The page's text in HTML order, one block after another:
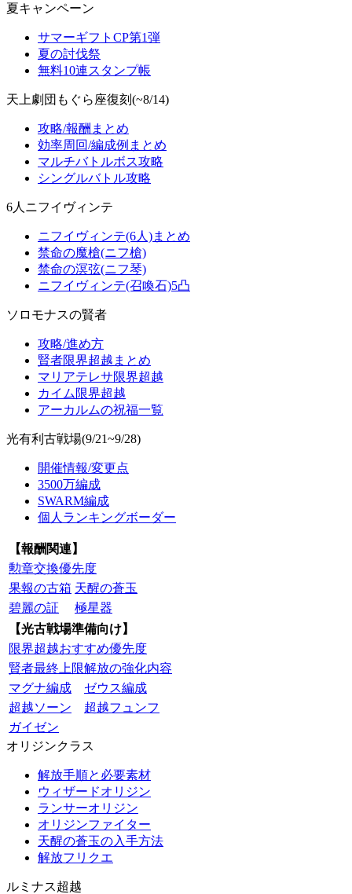
夏キャンペーン
サマーギフトCP第1弾
夏の討伐祭
無料10連スタンプ帳
天上劇団もぐら座復刻(~8/14)
攻略/報酬まとめ
効率周回/編成例まとめ
マルチバトルボス攻略
シングルバトル攻略
6人ニフイヴィンテ
ニフイヴィンテ(6人)まとめ
禁命の魔槍(ニフ槍)
禁命の溟弦(ニフ琴)
ニフイヴィンテ(召喚石)5凸
ソロモナスの賢者
攻略/進め方
賢者限界超越まとめ
マリアテレサ限界超越
カイム限界超越
アーカルムの祝福一覧
光有利古戦場(9/21~9/28)
開催情報/変更点
3500万編成
SWARM編成
個人ランキングボーダー
【報酬関連】
勲章交換優先度
果報の古箱 天醒の蒼玉
碧麗の証
極星器
【光古戦場準備向け】
限界超越おすすめ優先度
賢者最終上限解放の強化内容
マグナ編成
ゼウス編成
超越ソーン
超越フュンフ
ガイゼン
オリジンクラス
解放手順と必要素材
ウィザードオリジン
ランサーオリジン
オリジンファイター
天醒の蒼玉の入手方法
解放フリクエ
ルミナス超越